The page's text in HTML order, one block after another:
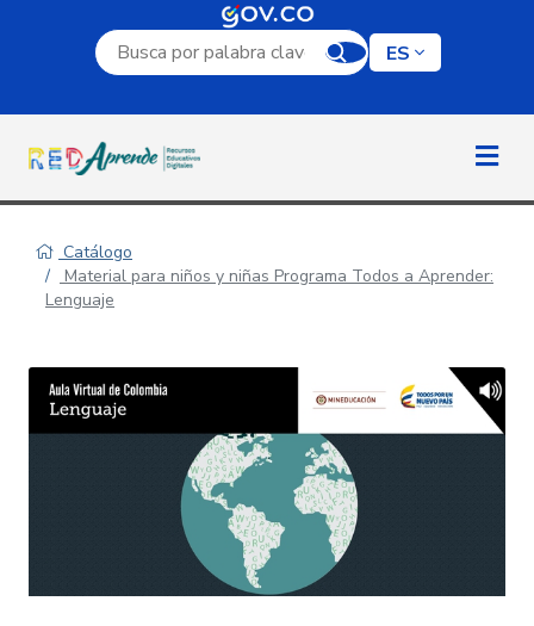
Campo de búsqueda por palabra clave
ES
Catálogo
Material para niños y niñas Programa Todos a Aprender:
Lenguaje